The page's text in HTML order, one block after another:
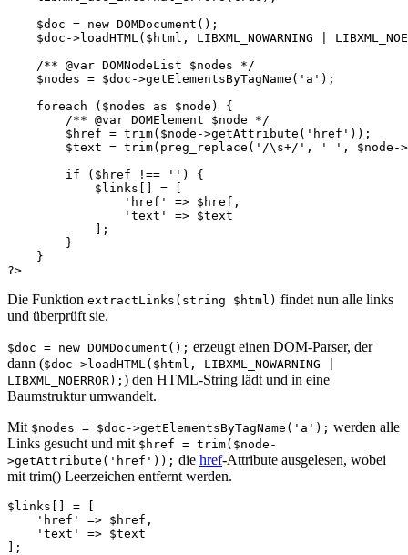
$doc = new DOMDocument ();
$doc ->loadHTML ( $html , LIBXML_NOWARNING
/** @var DOMNodeList $nodes */
$nodes = $doc ->getElementsByTagName ( 'a' );
foreach
( $nodes as $node )
{
/** @var DOMElement $node */
$href = trim( $node ->getAttribute ( 'href' ));
$text = trim( preg_replace ( '/\s+/' , ' ' , $node ->
if
( $href !== '' )
{
$links [] =
[
'href'
=> $href ,
'text'
=> $text
];
}
}
?>
Die Funktion extractLinks(string $html) findet nun alle links
und überprüft sie.
$doc = new DOMDocument(); erzeugt einen DOM-Parser, der
dann ($doc->loadHTML($html, LIBXML_NOWARNING |
LIBXML_NOERROR); ) den HTML-String lädt und in eine
Baumstruktur umwandelt.
Mit $nodes = $doc->getElementsByTagName('a'); werden alle
Links gesucht und mit $href = trim($node-
>getAttribute('href')); die href-Attribute ausgelesen, wobei
mit trim() Leerzeichen entfernt werden.
$links [] =
[
'href'
=> $href ,
'text'
=> $text
];